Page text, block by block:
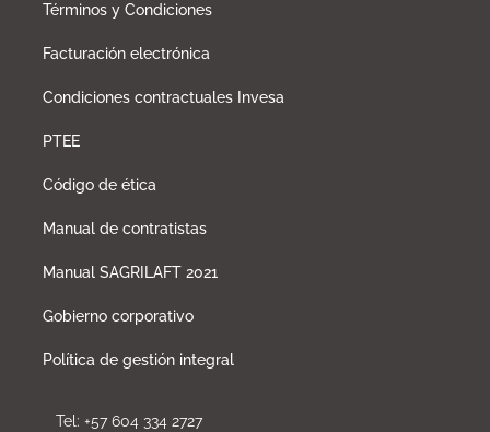
Términos y Condiciones
Facturación electrónica
Condiciones contractuales Invesa
PTEE
Código de ética
Manual de contratistas
Manual SAGRILAFT 2021
Gobierno corporativo
Política de gestión integral
Tel: +57 604 334 2727